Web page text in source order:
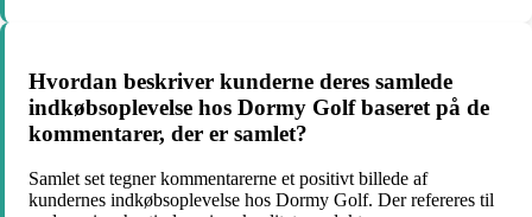
Hvordan beskriver kunderne deres samlede
indkøbsoplevelse hos Dormy Golf baseret på de
kommentarer, der er samlet?
Samlet set tegner kommentarerne et positivt billede af
kundernes indkøbsoplevelse hos Dormy Golf. Der refereres til